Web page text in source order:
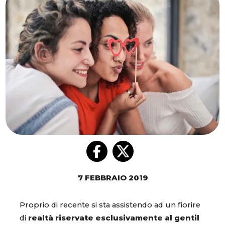
7 FEBBRAIO 2019
Proprio di recente si sta assistendo ad un fiorire
di realtà riservate esclusivamente al gentil